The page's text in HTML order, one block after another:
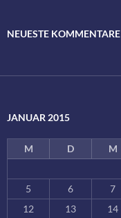
NEUESTE KOMMENTARE
JANUAR 2015
M D M
5
6 7
12
13 14